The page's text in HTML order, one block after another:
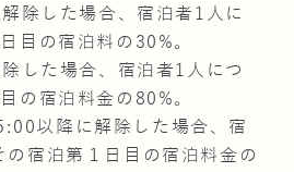
除した場合、宿泊者1人に
目の宿泊料の30%。
した場合、宿泊者1人につ
の宿泊料金の80%。
以降に解除した場合、宿
の宿泊第１日目の宿泊料金の